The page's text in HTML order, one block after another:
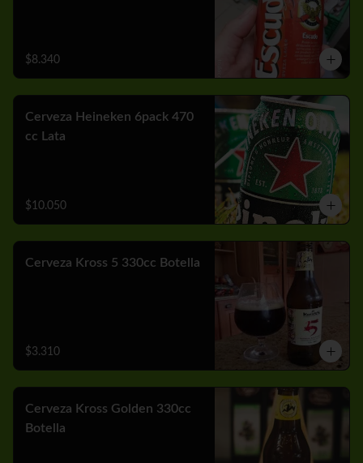
$8.340
Cerveza Heineken 6pack 470
cc Lata
$10.050
Cerveza Kross 5 330cc Botella
$3.310
Cerveza Kross Golden 330cc
Botella